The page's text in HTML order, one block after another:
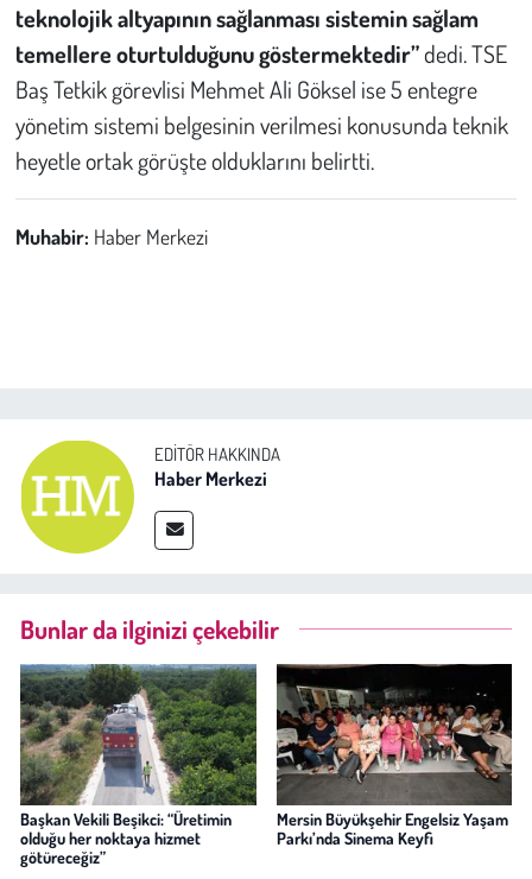
teknolojik altyapının sağlanması sistemin sağlam
temellere oturtulduğunu göstermektedir”dedi. TSE
Baş Tetkik görevlisi Mehmet Ali Göksel ise 5 entegre
yönetim sistemi belgesinin verilmesi konusunda teknik
heyetle ortak görüşte olduklarını belirtti.
Muhabir: Haber Merkezi
EDITÖR HAKKINDA
Haber Merkezi
Bunlar da ilginizi çekebilir
Başkan Vekili Beşikci: “Üretimin
olduğu her noktaya hizmet
götüreceğiz”
Mersin Büyükşehir Engelsiz Yaşam
Parkı’nda Sinema Keyfi